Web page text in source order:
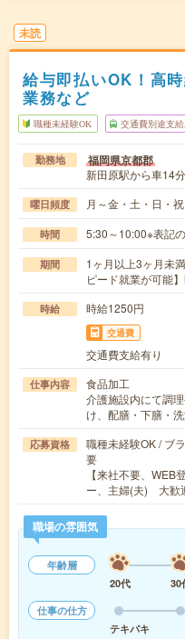
未読
給与即払いOK！高
業務など
職種未経験OK 交通費別途支給
勤務地 福岡県京都郡
新田原駅から車14分
曜日頻度 月～金・土・日・
時間 5:30～10:00※表記
期間
1ヶ月以上3ヶ月未
ピード就業が可能
時給 時給1250円
交通費
交通費支給有り
仕事内容
食品加工
介護施設内にて調
け、配膳・下膳・
応募資格
職種未経験OK / ブ
要
【来社不要、WEB
ー、主婦(夫) 大歓
職場の雰囲気
年齢層
20代
30
仕事の仕方
テキパキ